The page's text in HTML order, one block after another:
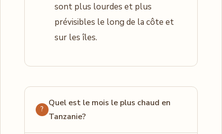
sont plus lourdes et plus
prévisibles le long de la côte et
sur les îles.
Quel est le mois le plus chaud en
Tanzanie?